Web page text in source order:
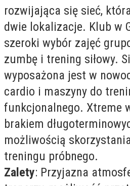
rozwijająca się sieć,
dwie lokalizacje. Klub w
szeroki wybór zajęć
zumbę i trening siłowy.
wyposażona jest w
cardio i maszyny do
funkcjonalnego. Xtreme
brakiem
możliwością
treningu próbnego.
Zalety: Przyjazna